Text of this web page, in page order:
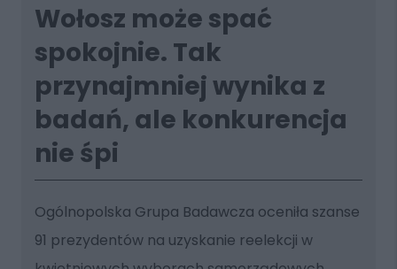
Wołosz może spać
spokojnie. Tak
przynajmniej wynika z
badań, ale konkurencja
nie śpi
Ogólnopolska Grupa Badawcza oceniła szanse
91 prezydentów na uzyskanie reelekcji w